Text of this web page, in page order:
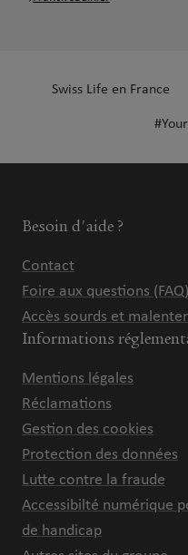
Swiss Life en France
Besoin d'aide ?
Contact
Foire aux questions (FAQ)
Accès sourds et
Informations
Mentions légales
Réclamations
Gestion des cookies
Protection des données
Lutte contre la fraude
Accessibilté numérique
de handicap